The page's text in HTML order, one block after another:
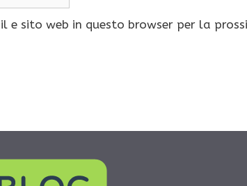
e sito web in questo browser per la